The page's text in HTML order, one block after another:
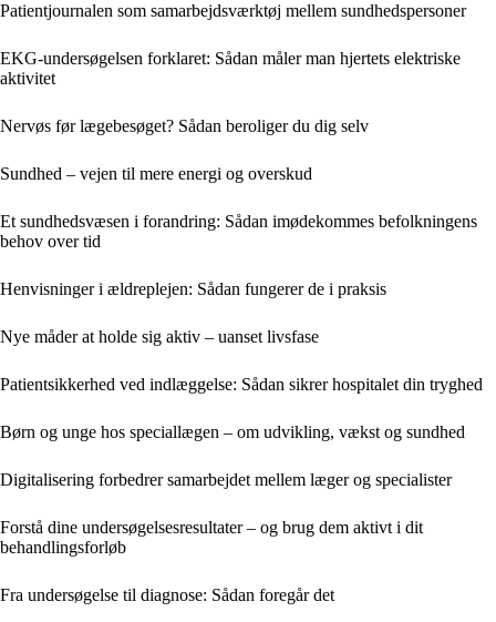
Patientjournalen som samarbejdsværktøj mellem sundhedspersoner
EKG-undersøgelsen forklaret: Sådan måler man hjertets elektriske
aktivitet
Nervøs før lægebesøget? Sådan beroliger du dig selv
Sundhed – vejen til mere energi og overskud
Et sundhedsvæsen i forandring: Sådan imødekommes befolkningens
behov over tid
Henvisninger i ældreplejen: Sådan fungerer de i praksis
Nye måder at holde sig aktiv – uanset livsfase
Patientsikkerhed ved indlæggelse: Sådan sikrer hospitalet din tryghed
Børn og unge hos speciallægen – om udvikling, vækst og sundhed
Digitalisering forbedrer samarbejdet mellem læger og specialister
Forstå dine undersøgelsesresultater – og brug dem aktivt i dit
behandlingsforløb
Fra undersøgelse til diagnose: Sådan foregår det